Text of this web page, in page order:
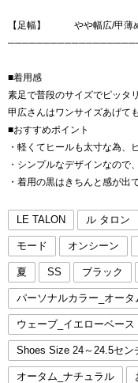
【足幅】 やや幅広/甲薄
■着用感
素足で普段のサイズでピッタ
甲広さんはワンサイズあげて
■おすすめポイント
・軽くてヒールも太寸な為、
・シンプルなデザインなので
・着用の黒はきちんと感が出
LE TALON ル タロン
モード オンシーン
夏 SS ブラック
パーソナルカラー_オータ
ウェーブ_イエローベース
Shoes Size 24～24.5セン
オータム_ナチュラル